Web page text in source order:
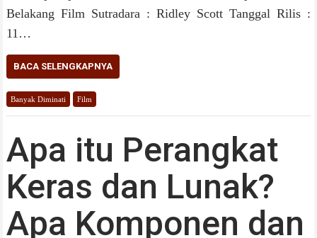
Belakang Film Sutradara : Ridley Scott Tanggal Rilis :
11…
BACA SELENGKAPNYA
Banyak Diminati Film
Apa itu Perangkat
Keras dan Lunak?
Apa Komponen dan